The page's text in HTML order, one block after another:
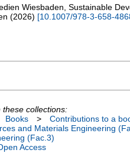
Wiesbaden, Sustainable
(2026) [10.1007/978-3-658-
collections:
Books >
Contributions to a
and Materials Engineering
(Fac.3)
Access